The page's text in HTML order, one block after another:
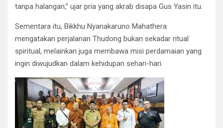
tanpa halangan,” ujar pria yang akrab disapa Gus Yasin itu.
Sementara itu, Bikkhu Nyanakaruno Mahathera
mengatakan perjalanan Thudong bukan sekadar ritual
spiritual, melainkan juga membawa misi perdamaian yang
ingin diwujudkan dalam kehidupan sehari-hari.